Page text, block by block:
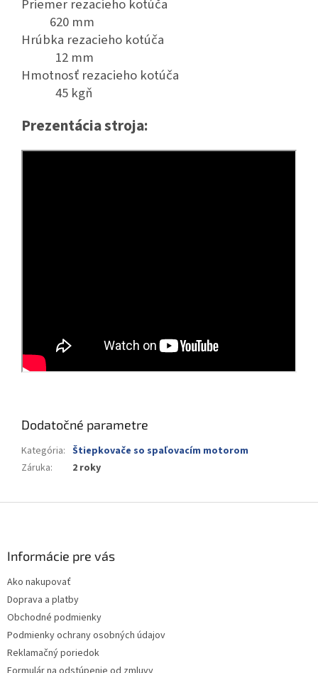
Priemer rezacieho kotúča
620 mm
Hrúbka rezacieho kotúča
12 mm
Hmotnosť rezacieho kotúča
45 kgň
Prezentácia stroja:
Dodatočné parametre
Kategória: Štiepkovače so spaľovacím motorom
Záruka: 2 roky
Informácie pre vás
Ako nakupovať
Doprava a platby
Obchodné podmienky
Podmienky ochrany osobných údajov
Reklamačný poriedok